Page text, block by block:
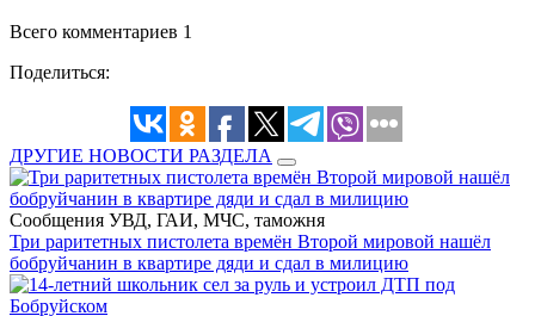
Всего комментариев 1
Поделиться:
ДРУГИЕ НОВОСТИ РАЗДЕЛА
Сообщения УВД, ГАИ, МЧС, таможня
Три раритетных пистолета времён Второй мировой нашёл
бобруйчанин в квартире дяди и сдал в милицию